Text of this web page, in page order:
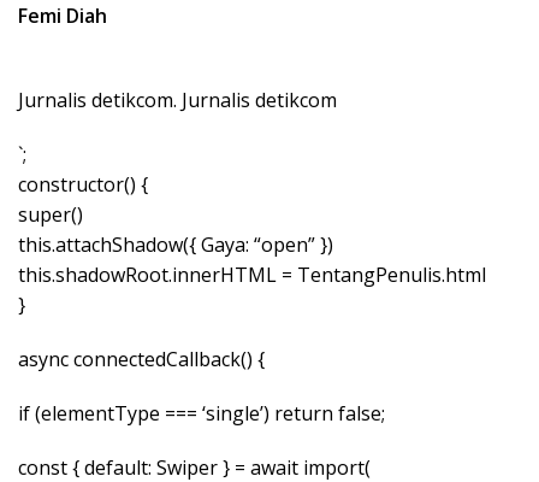
Femi Diah
Jurnalis detikcom. Jurnalis detikcom
`;
constructor() {
super()
this.attachShadow({ Gaya: “open” })
this.shadowRoot.innerHTML = TentangPenulis.html
}
async connectedCallback() {
if (elementType === ‘single’) return false;
const { default: Swiper } = await import(